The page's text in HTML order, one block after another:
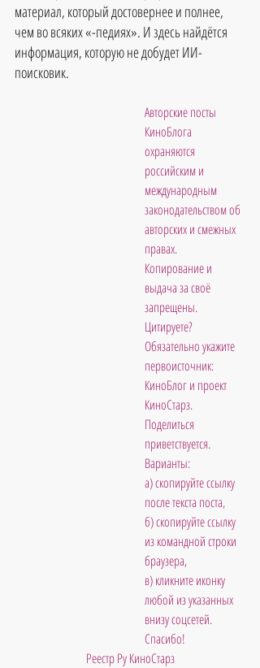
материал, который достовернее и полнее,
чем во всяких «-педиях». И здесь найдётся
информация, которую не добудет ИИ-
поисковик.
Авторские посты
КиноБлога
охраняются
российским и
международным
законодательством об
авторских и смежных
правах.
Копирование и
выдача за своё
запрещены.
Цитируете?
Обязательно укажите
первоисточник:
КиноБлог и проект
КиноСтарз.
Поделиться
приветствуется.
Варианты:
а) скопируйте ссылку
после текста поста,
б) скопируйте ссылку
из командной строки
браузера,
в) кликните иконку
любой из указанных
внизу соцсетей.
Спасибо!
Реестр Ру КиноСтарз